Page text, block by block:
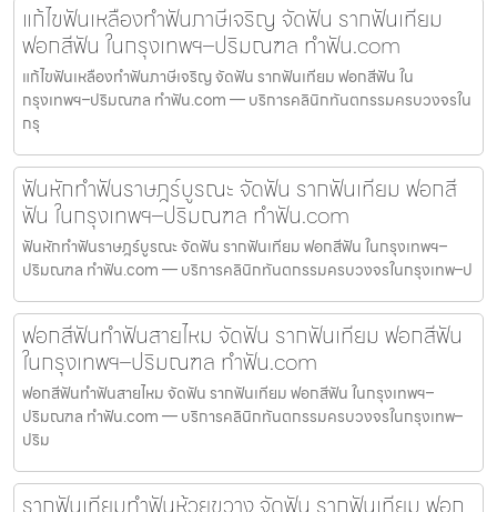
แก้ไขฟันเหลืองทำฟันภาษีเจริญ จัดฟัน รากฟันเทียม
ฟอกสีฟัน ในกรุงเทพฯ–ปริมณฑล ทำฟัน.com
แก้ไขฟันเหลืองทำฟันภาษีเจริญ จัดฟัน รากฟันเทียม ฟอกสีฟัน ใน
กรุงเทพฯ–ปริมณฑล ทำฟัน.com — บริการคลินิกทันตกรรมครบวงจรใน
กรุ
ฟันหักทำฟันราษฎร์บูรณะ จัดฟัน รากฟันเทียม ฟอกสี
ฟัน ในกรุงเทพฯ–ปริมณฑล ทำฟัน.com
ฟันหักทำฟันราษฎร์บูรณะ จัดฟัน รากฟันเทียม ฟอกสีฟัน ในกรุงเทพฯ–
ปริมณฑล ทำฟัน.com — บริการคลินิกทันตกรรมครบวงจรในกรุงเทพ–ป
ฟอกสีฟันทำฟันสายไหม จัดฟัน รากฟันเทียม ฟอกสีฟัน
ในกรุงเทพฯ–ปริมณฑล ทำฟัน.com
ฟอกสีฟันทำฟันสายไหม จัดฟัน รากฟันเทียม ฟอกสีฟัน ในกรุงเทพฯ–
ปริมณฑล ทำฟัน.com — บริการคลินิกทันตกรรมครบวงจรในกรุงเทพ–
ปริม